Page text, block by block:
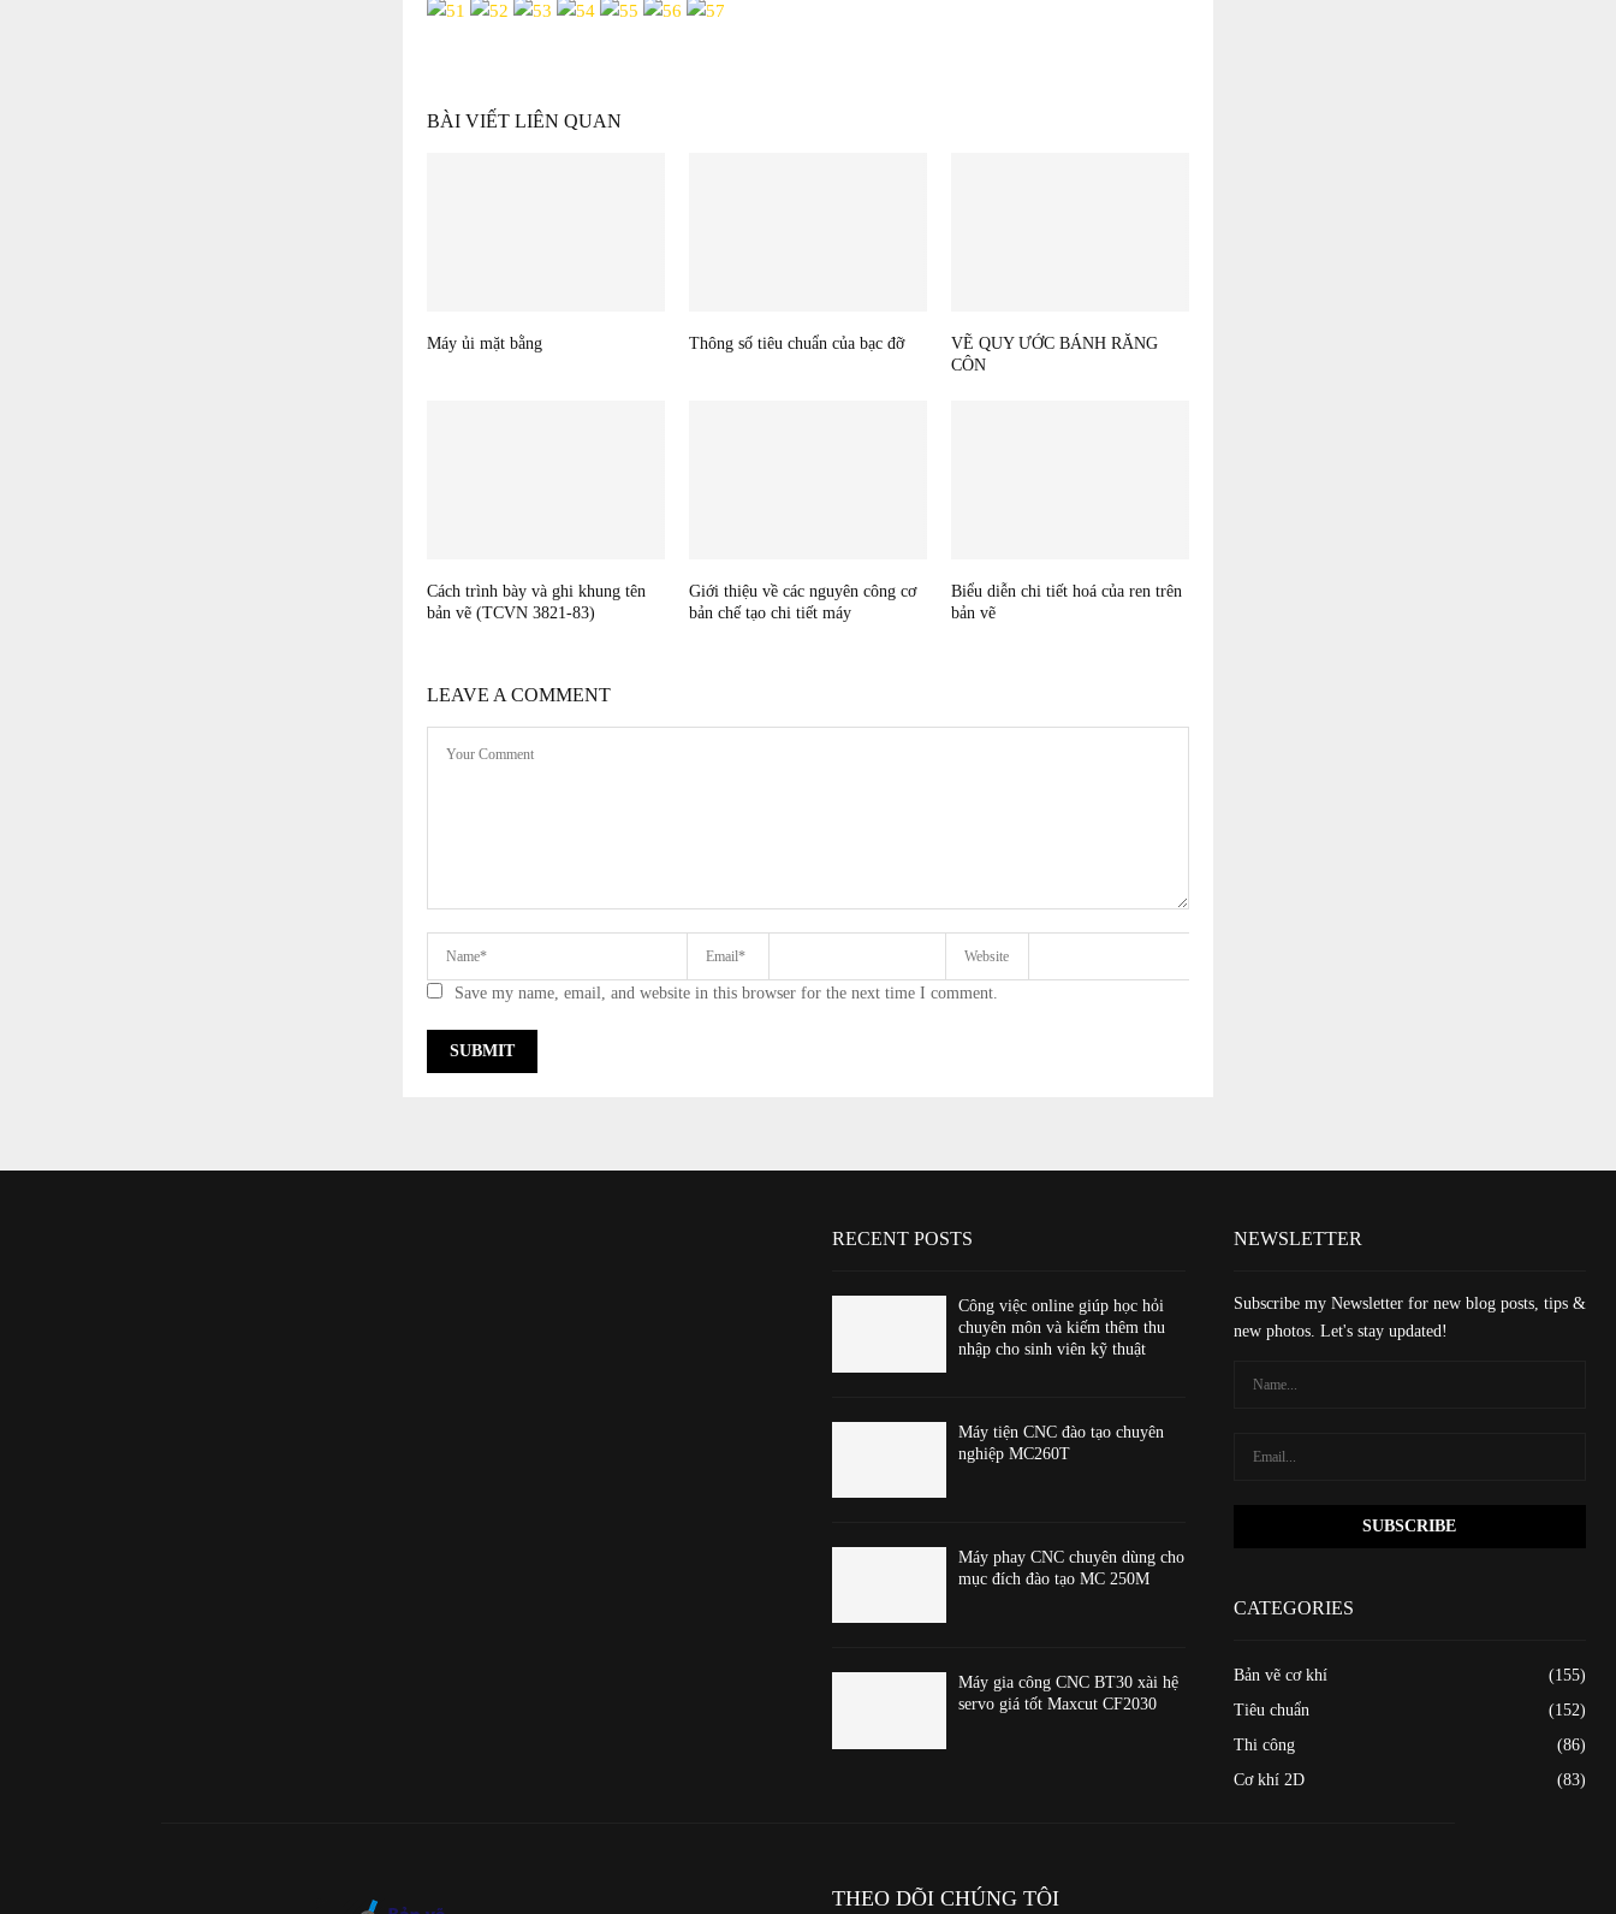
BÀI VIẾT LIÊN QUAN
Máy ủi mặt bằng Thông số tiêu chuẩn của bạc đỡ
VẼ QUY ƯỚC BÁNH RĂNG
CÔN
Cách trình bày và ghi khung tên
bản vẽ (TCVN 3821-83)
Giới thiệu về các nguyên công cơ
bản chế tạo chi tiết máy
Biểu diễn chi tiết hoá của ren trên
bản vẽ
LEAVE A COMMENT
Save my name, email, and website in this browser for the next time I comment.
RECENT POSTS
Công việc online giúp học hỏi
chuyên môn và kiếm thêm thu
nhập cho sinh viên kỹ thuật
Máy tiện CNC đào tạo chuyên
nghiệp MC260T
Máy phay CNC chuyên dùng cho
mục đích đào tạo MC 250M
Máy gia công CNC BT30 xài hệ
servo giá tốt Maxcut CF2030
NEWSLETTER
Subscribe my Newsletter for new blog posts, tips &
new photos. Let's stay updated!
CATEGORIES
Bản vẽ cơ khí
(155)
Tiêu chuẩn
(152)
Thi công
(86)
Cơ khí 2D
(83)
THEO DÕI CHÚNG TÔI